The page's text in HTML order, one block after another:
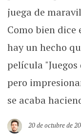
juega de
Como bien
hay un hecho
película
pero
se acaba
20 de octubre de